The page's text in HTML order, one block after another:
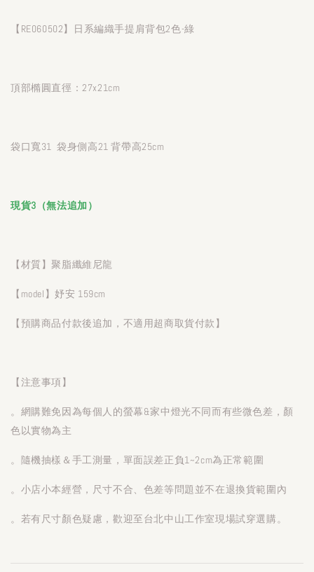
【RE060502】日系編織手提肩背包2色-綠
頂部橢圓直徑：27x21cm
袋口寬31 袋身側高21 背帶高25cm
現貨3（無法追加）
【材質】聚脂纖維尼龍
【model】妤安 159cm
【預購商品付款後追加，不適用超商取貨付款】
【注意事項】
。網購難免因為每個人的螢幕&家中燈光不同而有些微色差，顏
色以實物為主
。隨機抽樣＆手工測量，單面誤差正負1~2cm為正常範圍
。小店小本經營，尺寸不合、色差等問題並不在退換貨範圍內
。若有尺寸顏色疑慮，歡迎至台北中山工作室現場試穿選購。